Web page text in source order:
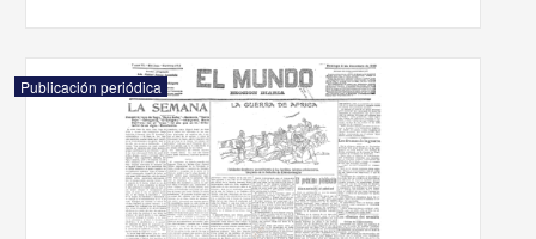
Publicación periódica